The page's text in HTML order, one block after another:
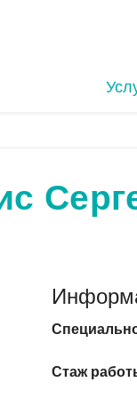
хирурга
стоматолога
невролога
Стаж